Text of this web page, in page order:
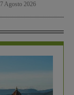
7 Agosto 2026